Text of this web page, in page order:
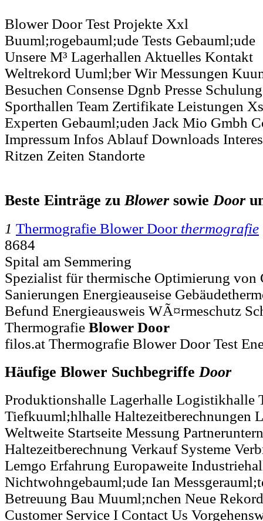
Blower Door Test Projekte Xxl
Buuml;rogebauml;ude Tests Gebauml;ude
Unsere M³ Lagerhallen Aktuelles Kontakt
Weltrekord Uuml;ber Wir Messungen
Besuchen Consense Dgnb Presse
Sporthallen Team Zertifikate Leistungen
Experten Gebauml;uden Jack Mio Gmbh
Impressum Infos Ablauf Downloads
Ritzen Zeiten Standorte
Beste Einträge zuBlowersowieDoor
1 Thermografie Blower Door thermografie
8684
Spital am Semmering
Spezialist für thermische Optimierung von
Sanierungen Energieauseise
Befund Energieausweis WÃ¤rmeschutz
Thermografie Blower Door
filos.at Thermografie Blower Door Test
Häufige Blower Suchbegriffe Door
Produktionshalle Lagerhalle Logistikhalle
Tiefkuuml;hlhalle Haltezeitberechnungen
Weltweite Startseite Messung
Haltezeitberechnung Verkauf Systeme
Lemgo Erfahrung Europaweite
Nichtwohngebauml;ude Ian
Betreuung Bau Muuml;nchen Neue
Customer Service I Contact Us